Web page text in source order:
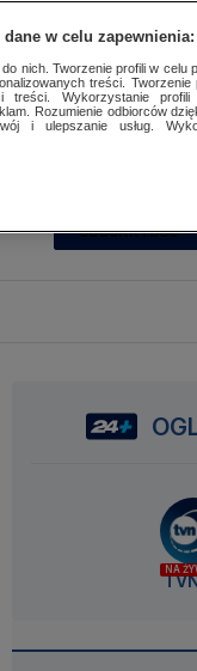
SUBSKRYBUJ
NA
w celu zapewnienia:
nich. Tworzenie profili w celu
treści. Tworzenie
treści. Wykorzystanie
Rozumienie odbiorców
i ulepszanie usług.